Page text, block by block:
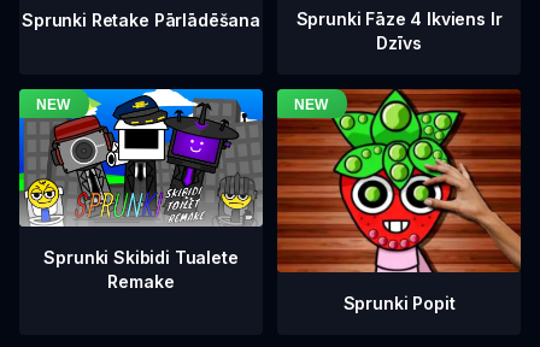
Sprunki Retake Pārlādēšana
Sprunki Fāze 4 Ikviens Ir
Dzīvs
Sprunki Skibidi Tualete
Remake
Sprunki Popit